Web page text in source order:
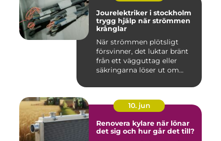
Jourelektriker i stockholm
trygg hjälp när strömmen
krånglar
När strömmen plötsligt
försvinner, det luktar bränt
från ett vägguttag eller
säkringarna löser ut om...
10. jun
Renovera kylare när lönar
det sig och hur går det till?